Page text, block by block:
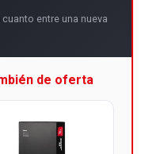
entre una nueva
de oferta